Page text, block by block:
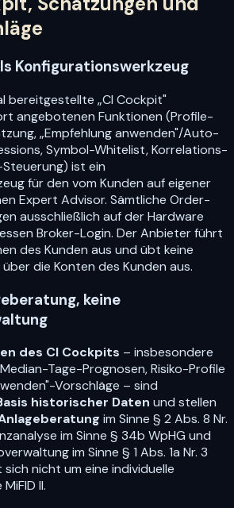
Konfigurationswerkzeug
bereitgestellte „CI Cockpit"
angebotenen Funktionen (Profile-
„Empfehlung anwenden"/Auto-
Symbol-Whitelist, Korrelations-
ist ein
für den vom Kunden auf eigener
Expert Advisor. Sämtliche Order-
ausschließlich auf der Hardware
Broker-Login. Der Anbieter führt
des Kunden aus und übt keine
die Konten des Kunden aus.
keine
des CI Cockpits – insbesondere
Tage-Prognosen, Risiko-Profile
Vorschläge – sind
historischer Daten und stellen
im Sinne § 2 Abs. 8 Nr.
im Sinne § 34b WpHG und
im Sinne § 1 Abs. 1a Nr. 3
sich nicht um eine individuelle
II.